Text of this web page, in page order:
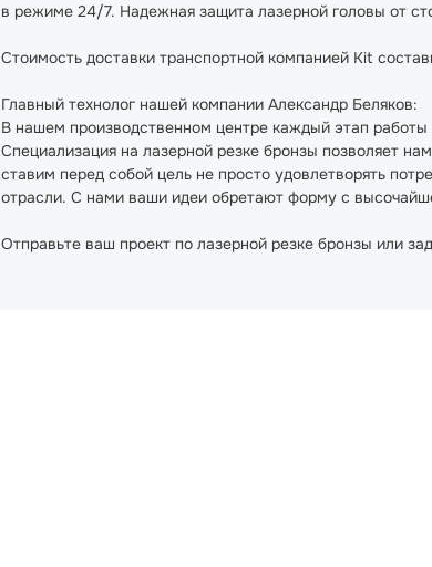
в режиме 24/7. Надежная защита лазерной головы от
Стоимость доставки транспортной компанией Kit
Главный технолог нашей компании Александр Беляков:
В нашем производственном центре каждый этап
Специализация на лазерной резке бронзы позволяет
ставим перед собой цель не просто удовлетворять
отрасли. С нами ваши идеи обретают форму с
Отправьте ваш проект по лазерной резке бронзы или